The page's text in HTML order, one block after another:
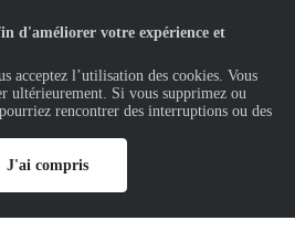
d'améliorer votre expérience et
acceptez l’utilisation des cookies. Vous
ultérieurement. Si vous supprimez ou
rencontrer des interruptions ou des
J'ai compris